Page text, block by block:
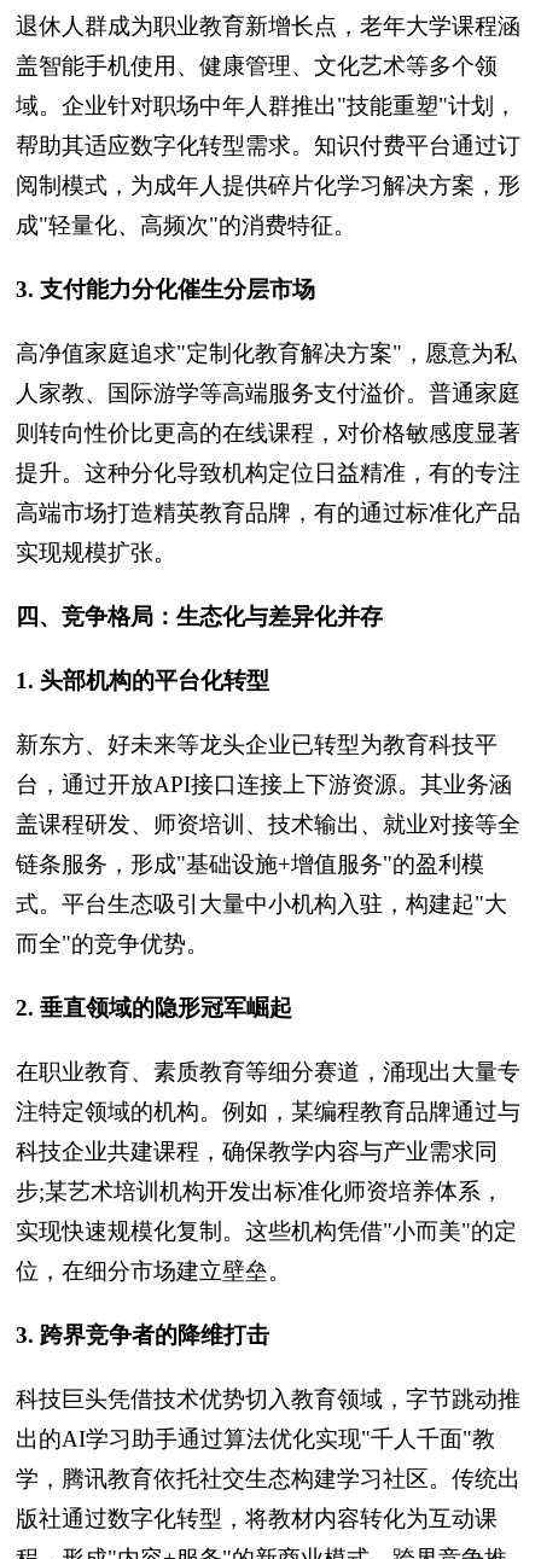
退休人群成为职业教育新增长点，老年大学课程涵
盖智能手机使用、健康管理、文化艺术等多个领
域。企业针对职场中年人群推出"技能重塑"计划，
帮助其适应数字化转型需求。知识付费平台通过订
阅制模式，为成年人提供碎片化学习解决方案，形
成"轻量化、高频次"的消费特征。
3. 支付能力分化催生分层市场
高净值家庭追求"定制化教育解决方案"，愿意为私
人家教、国际游学等高端服务支付溢价。普通家庭
则转向性价比更高的在线课程，对价格敏感度显著
提升。这种分化导致机构定位日益精准，有的专注
高端市场打造精英教育品牌，有的通过标准化产品
实现规模扩张。
四、竞争格局：生态化与差异化并存
1. 头部机构的平台化转型
新东方、好未来等龙头企业已转型为教育科技平
台，通过开放API接口连接上下游资源。其业务涵
盖课程研发、师资培训、技术输出、就业对接等全
链条服务，形成"基础设施+增值服务"的盈利模
式。平台生态吸引大量中小机构入驻，构建起"大
而全"的竞争优势。
2. 垂直领域的隐形冠军崛起
在职业教育、素质教育等细分赛道，涌现出大量专
注特定领域的机构。例如，某编程教育品牌通过与
科技企业共建课程，确保教学内容与产业需求同
步;某艺术培训机构开发出标准化师资培养体系，
实现快速规模化复制。这些机构凭借"小而美"的定
位，在细分市场建立壁垒。
3. 跨界竞争者的降维打击
科技巨头凭借技术优势切入教育领域，字节跳动推
出的AI学习助手通过算法优化实现"千人千面"教
学，腾讯教育依托社交生态构建学习社区。传统出
版社通过数字化转型，将教材内容转化为互动课